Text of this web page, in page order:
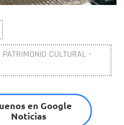
CULTURAL -
en Google
Noticias